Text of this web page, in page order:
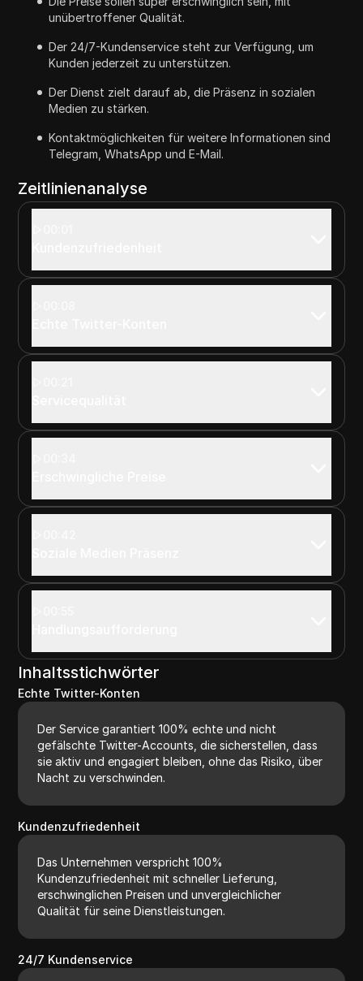
unübertroffener Qualität.
Der 24/7-Kundenservice steht zur Verfügung, um
Kunden jederzeit zu unterstützen.
Der Dienst zielt darauf ab, die Präsenz in sozialen
Medien zu stärken.
Kontaktmöglichkeiten für weitere Informationen sind
Telegram, WhatsApp und E-Mail.
Zeitlinienanalyse
Inhaltsstichwörter
Echte Twitter-Konten
Der Service garantiert 100% echte und nicht
gefälschte Twitter-Accounts, die sicherstellen, dass
sie aktiv und engagiert bleiben, ohne das Risiko, über
Nacht zu verschwinden.
Kundenzufriedenheit
Das Unternehmen verspricht 100%
Kundenzufriedenheit mit schneller Lieferung,
erschwinglichen Preisen und unvergleichlicher
Qualität für seine Dienstleistungen.
24/7 Kundenservice